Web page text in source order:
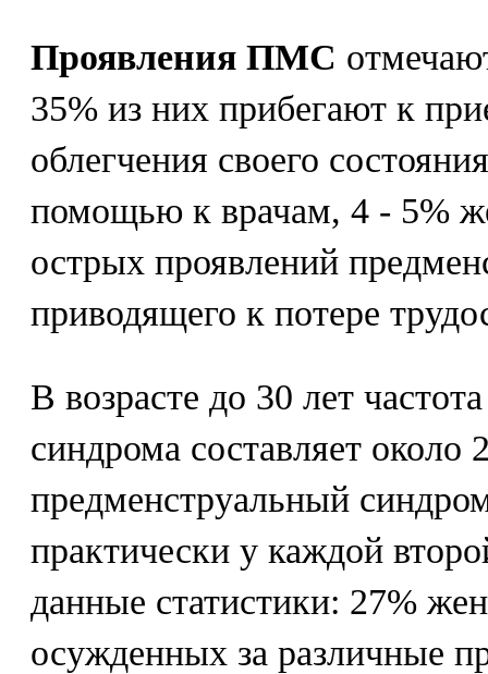
Проявления ПМС
35% из них прибегают к
облегчения своего
помощью к врачам, 4 - 5%
острых проявлений
приводящего к потере
В возрасте до 30 лет
синдрома составляет около
предменструальный
практически у каждой
данные статистики: 27%
осужденных за различные